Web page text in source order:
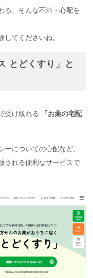
る、そんな不満・心配を
してくださいね。
とどくすり」と
受け取れる
「お薬の宅配
についての心配など、
される便利なサービスで